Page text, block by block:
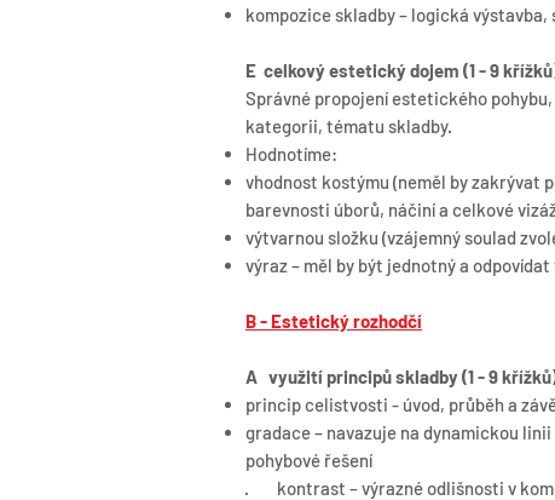
kompozice skladby – logická
E celkový estetický dojem (1 - 9
Správné propojení estetického
kategorii, tématu skladby.
Hodnotíme:
vhodnost kostýmu (neměl by zakrývat
barevnosti úborů, náčiní a celkové
výtvarnou složku (vzájemný soulad
výraz – měl by být jednotný a
B - Estetický rozhodčí
A využití principů skladby (1 - 9
princip celistvosti - úvod, průběh a
gradace – navazuje na dynamickou
pohybové řešení
· kontrast – výrazné odlišnosti v